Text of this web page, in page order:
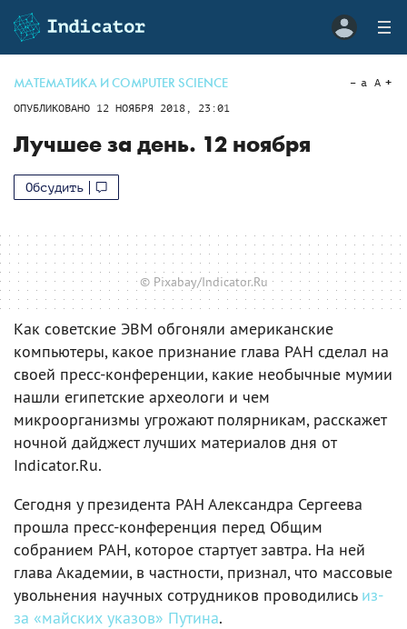
МАТЕМАТИКА И COMPUTER SCIENCE
ОПУБЛИКОВАНО 12 НОЯБРЯ 2018, 23:01
a A
Лучшее за день. 12 ноября
Обсудить
© Pixabay/Indicator.Ru
Как советские ЭВМ обгоняли американские
компьютеры, какое признание глава РАН сделал на
своей пресс-конференции, какие необычные мумии
нашли египетские археологи и чем
микроорганизмы угрожают полярникам, расскажет
ночной дайджест лучших материалов дня от
Indicator.Ru.
Сегодня у президента РАН Александра Сергеева
прошла пресс-конференция перед Общим
собранием РАН, которое стартует завтра. На ней
глава Академии, в частности, признал, что массовые
увольнения научных сотрудников проводились из-
за «майских указов» Путина.